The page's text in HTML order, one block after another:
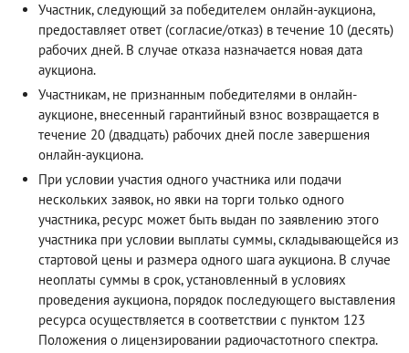
Участник, следующий за победителем онлайн-аукциона,
предоставляет ответ (согласие/отказ) в течение 10 (десять)
рабочих дней. В случае отказа назначается новая дата
аукциона.
Участникам, не признанным победителями в онлайн-
аукционе, внесенный гарантийный взнос возвращается в
течение 20 (двадцать) рабочих дней после завершения
онлайн-аукциона.
При условии участия одного участника или подачи
нескольких заявок, но явки на торги только одного
участника, ресурс может быть выдан по заявлению этого
участника при условии выплаты суммы, складывающейся из
стартовой цены и размера одного шага аукциона. В случае
неоплаты суммы в срок, установленный в условиях
проведения аукциона, порядок последующего выставления
ресурса осуществляется в соответствии с пунктом 123
Положения о лицензировании радиочастотного спектра.